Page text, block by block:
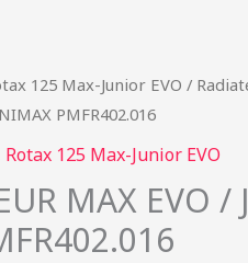
125 Max-Junior EVO /
PMFR402.016
Rotax 125 Max-Junior EVO
MAX EVO /